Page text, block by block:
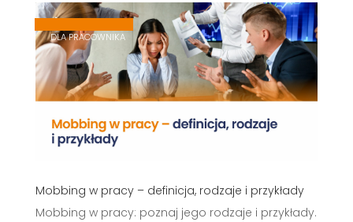
Mobbing w pracy – definicja, rodzaje i przykłady
,,
DLA PRACOWNIKA
Mobbing w pracy: poznaj jego rodzaje i przykłady.